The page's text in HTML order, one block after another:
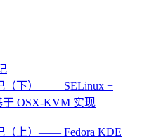
（下）—— SELinux +
于 OSX-KVM 实现
（上）—— Fedora KDE